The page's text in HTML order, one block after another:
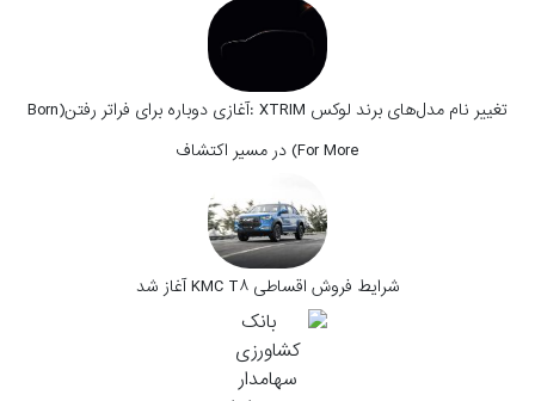
تغییر نام مدل‌های برند لوکس XTRIM :آغازی دوباره برای فراتر رفتن(Born
For More) در مسیر اکتشاف
شرایط فروش اقساطی KMC T۸ آغاز شد